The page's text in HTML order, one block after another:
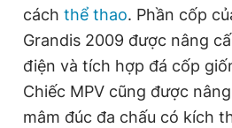
cách thể thao. Phần cốp
Grandis 2009 được nâng
điện và tích hợp đá cốp
Chiếc MPV cũng được
mâm đúc đa chấu có kích